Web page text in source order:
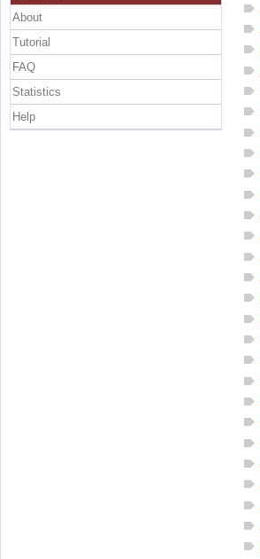
About
Tutorial
FAQ
Statistics
Help